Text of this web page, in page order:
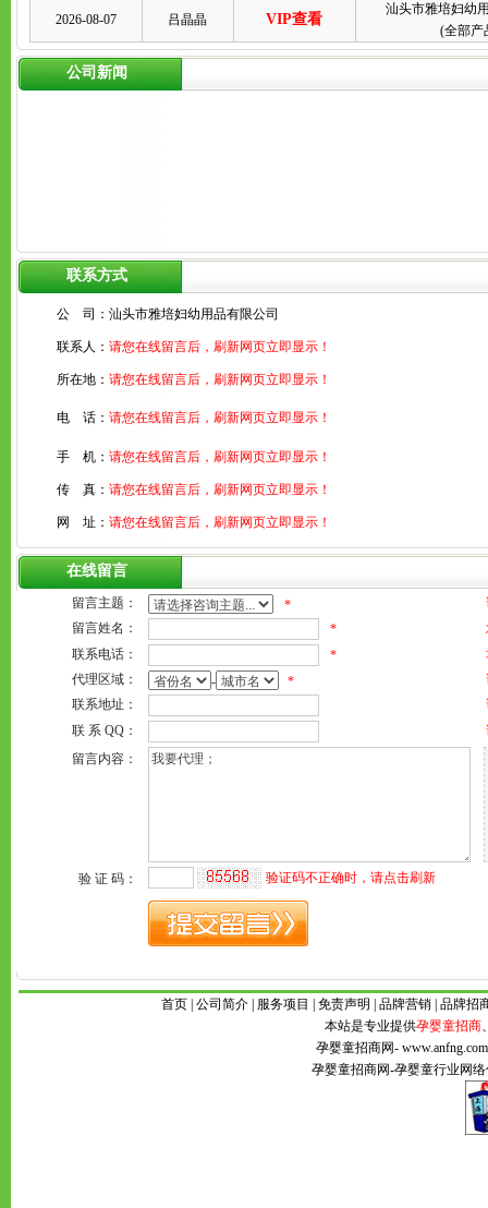
2026-08-07 吕晶晶 VIP查看
汕头市雅培妇幼
(全部产
公司新闻
联系方式
公 司： 汕头市雅培妇幼用品有限公司
联系人： 请您在线留言后，刷新网页立即显示！
所在地： 请您在线留言后，刷新网页立即显示！
电 话： 请您在线留言后，刷新网页立即显示！
手 机： 请您在线留言后，刷新网页立即显示！
传 真： 请您在线留言后，刷新网页立即显示！
网 址： 请您在线留言后，刷新网页立即显示！
在线留言
首页 公司简介 服务项目 免责声明 品牌营销 品牌招
本站是专业提供孕婴童招商
孕婴童招商网-
孕婴童招商网-孕婴童行业网